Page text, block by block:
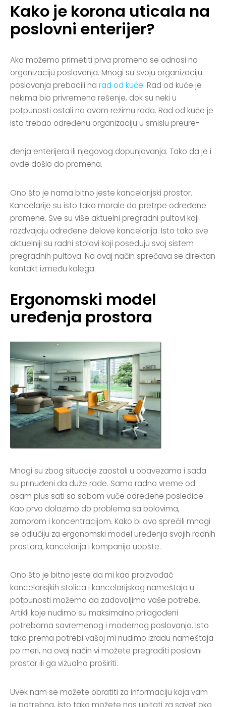
Kako je korona uticala na
poslovni enterijer?
Ako možemo primetiti prva promena se odnosi na
organizaciju poslovanja. Mnogi su svoju organizaciju
poslovanja prebacili narad od kuće. Rad od kuće je
nekima bio privremeno rešenje, dok su neki u
potpunosti ostali na ovom režimu rada. Rad od kuće je
isto trebao određenu organizaciju u smislu preure-
đenja enterijera ili njegovog dopunjavanja. Tako da je i
ovde došlo do promena.
Ono što je nama bitno jeste kancelarijski prostor.
Kancelarije su isto tako morale da pretrpe određene
promene. Sve su više aktuelni pregradni pultovi koji
razdvajaju određene delove kancelarija. Isto tako sve
aktuelniji su radni stolovi koji poseduju svoj sistem
pregradnih pultova. Na ovaj način sprečava se direktan
kontakt između kolega.
Ergonomski model
uređenja prostora
Mnogi su zbog situacije zaostali u obavezama i sada
su prinuđeni da duže rade. Samo radno vreme od
osam plus sati sa sobom vuče određene posledice.
Kao prvo dolazimo do problema sa bolovima,
zamorom i koncentracijom. Kako bi ovo sprečili mnogi
se odlučiju za ergonomski model uređenja svojih radnih
prostora, kancelarija i kompanija uopšte.
Ono što je bitno jeste da mi kao proizvođač
kancelarisjkih stolica i kancelarijskog nameštaja u
potpunosti možemo da zadovoljimo vaše potrebe.
Artikli koje nudimo su maksimalno prilagođeni
potrebama savremenog i modernog poslovanja. Isto
tako prema potrebi vašoj mi nudimo izradu nameštaja
po meri, na ovaj način vi možete pregraditi poslovni
prostor ili ga vizualno proširiti.
Uvek nam se možete obratiti za informaciju koja vam
je potrebna, isto tako možete nas upitati za savet oko